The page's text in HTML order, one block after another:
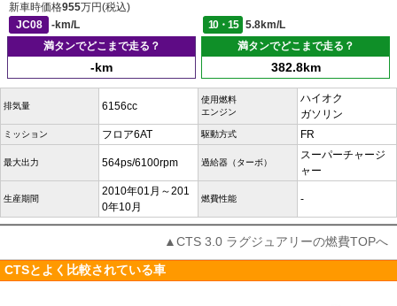
新車時価格955万円(税込)
JC08
-km/L 10・15
5.8km/L
満タンでどこまで走る？
-km
満タンでどこまで走る？
382.8km
排気量 6156cc
使用燃料
エンジン
ハイオク
ガソリン
ミッション フロア6AT 駆動方式 FR
最大出力 564ps/6100rpm 過給器（ターボ）
スーパーチャージ
ャー
生産期間
2010年01月～201
0年10月
燃費性能 -
▲CTS 3.0 ラグジュアリーの燃費TOPへ
CTSとよく比較されている車